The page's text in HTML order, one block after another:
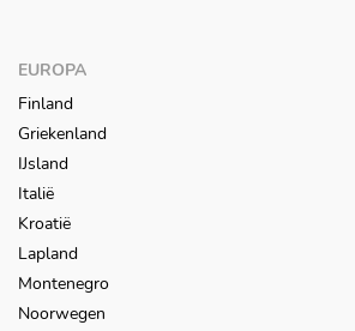
EUROPA
Finland
Griekenland
IJsland
Italië
Kroatië
Lapland
Montenegro
Noorwegen